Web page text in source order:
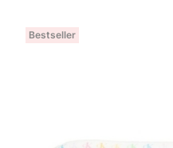
Bestseller